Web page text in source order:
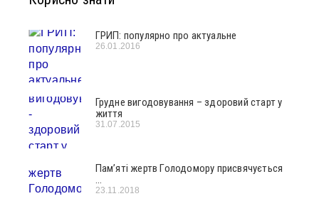
ГРИП: популярно про актуальне
26.01.2016
Грудне вигодовування – здоровий старт у
життя
31.07.2015
Пам’яті жертв Голодомору присвячується
…
23.11.2018